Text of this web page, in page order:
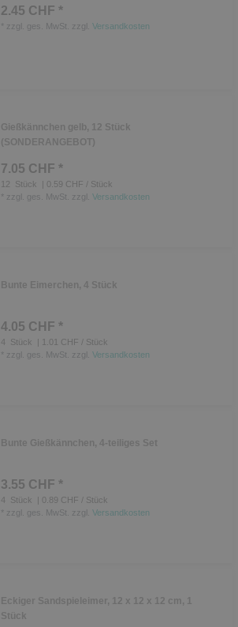
2.45 CHF *
zzgl. ges. MwSt. zzgl. Versandkosten
Gießkännchen gelb, 12 Stück
(SONDERANGEBOT)
7.05 CHF *
12 Stück
| 0.59 CHF / Stück
zzgl. ges. MwSt. zzgl. Versandkosten
Bunte Eimerchen, 4 Stück
4.05 CHF *
4 Stück
| 1.01 CHF / Stück
zzgl. ges. MwSt. zzgl. Versandkosten
Bunte Gießkännchen, 4-teiliges Set
3.55 CHF *
4 Stück
| 0.89 CHF / Stück
zzgl. ges. MwSt. zzgl. Versandkosten
Eckiger Sandspieleimer, 12 x 12 x 12 cm, 1
Stück